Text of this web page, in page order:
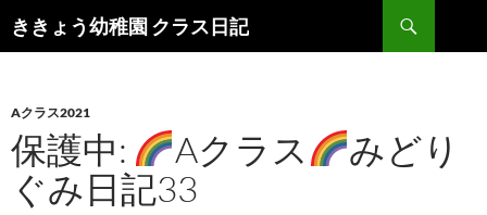
ききょう幼稚園 クラス日記
索
ン
ツ
へ
ス
キ
Aクラス2021
保護中: Aクラス
みどり
ぐみ日記33